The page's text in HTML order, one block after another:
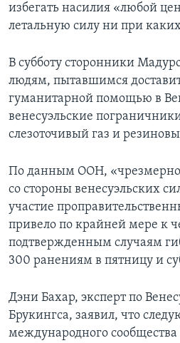
избегать насилия «любой
летальную силу ни при каких
В субботу сторонники
людям, пытавшимся
гуманитарной помощью в
венесуэльские
слезоточивый газ и
По данным ООН,
со стороны венесуэльских
участие
привело по крайней мере к
подтвержденным случаям
300 ранениям в пятницу и
Дэни Бахар, эксперт по
Брукингса, заявил, что
международного сообщества